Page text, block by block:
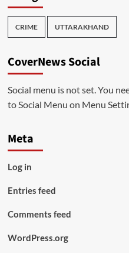
CRIME UTTARAKHAND
CoverNews Social
Social menu is not set. You
to Social Menu on Menu
Meta
Log in
Entries feed
Comments feed
WordPress.org